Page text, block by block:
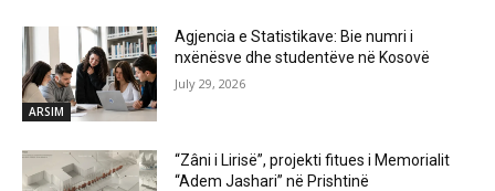
ARSIM
Agjencia e Statistikave: Bie numri i
nxënësve dhe studentëve në Kosovë
July 29, 2026
“Zâni i Lirisë”, projekti fitues i Memorialit
“Adem Jashari” në Prishtinë